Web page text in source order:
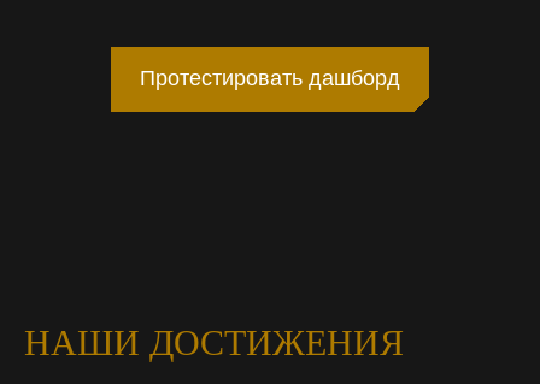
Протестировать дашборд
НАШИ ДОСТИЖЕНИЯ